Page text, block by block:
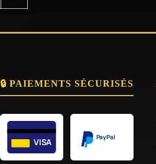
🔒 PAIEMENTS SÉCURISÉS
VISA PayPal